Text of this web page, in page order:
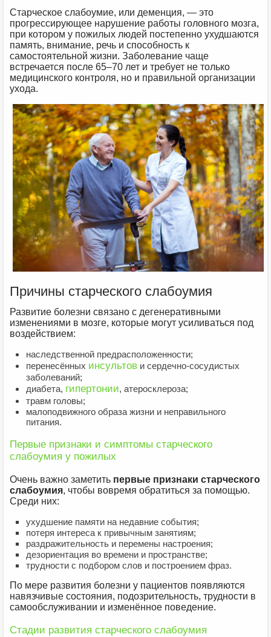
Старческое слабоумие, или деменция, — это
прогрессирующее нарушение работы головного мозга,
при котором у пожилых людей постепенно ухудшаются
память, внимание, речь и способность к
самостоятельной жизни. Заболевание чаще
встречается после 65–70 лет и требует не только
медицинского контроля, но и правильной организации
ухода.
Причины старческого слабоумия
Развитие болезни связано с дегенеративными
изменениями в мозге, которые могут усиливаться под
воздействием:
наследственной предрасположенности;
перенесённых инсультов и сердечно-сосудистых
заболеваний;
диабета, гипертонии, атеросклероза;
травм головы;
малоподвижного образа жизни и неправильного
питания.
Первые признаки и симптомы старческого
слабоумия у пожилых
Очень важно заметить первые признаки старческого
слабоумия, чтобы вовремя обратиться за помощью.
Среди них:
ухудшение памяти на недавние события;
потеря интереса к привычным занятиям;
раздражительность и перемены настроения;
дезориентация во времени и пространстве;
трудности с подбором слов и построением фраз.
По мере развития болезни у пациентов появляются
навязчивые состояния, подозрительность, трудности в
самообслуживании и изменённое поведение.
Стадии развития старческого слабоумия